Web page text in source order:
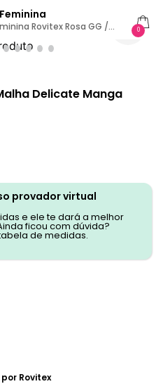
Rovitex Rosa GG /
0
Delicate Manga
provador virtual
e ele te dará a melhor
ficou com dúvida?
de medidas.
Rovitex